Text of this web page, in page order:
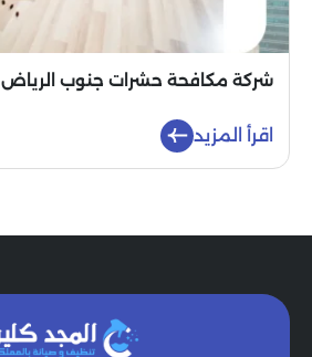
شركة مكافحة حشرات جنوب الرياض
اقرأ المزيد